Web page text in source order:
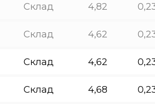
Склад 4,82
Склад 4,62
Склад 4,62
Склад 4,68